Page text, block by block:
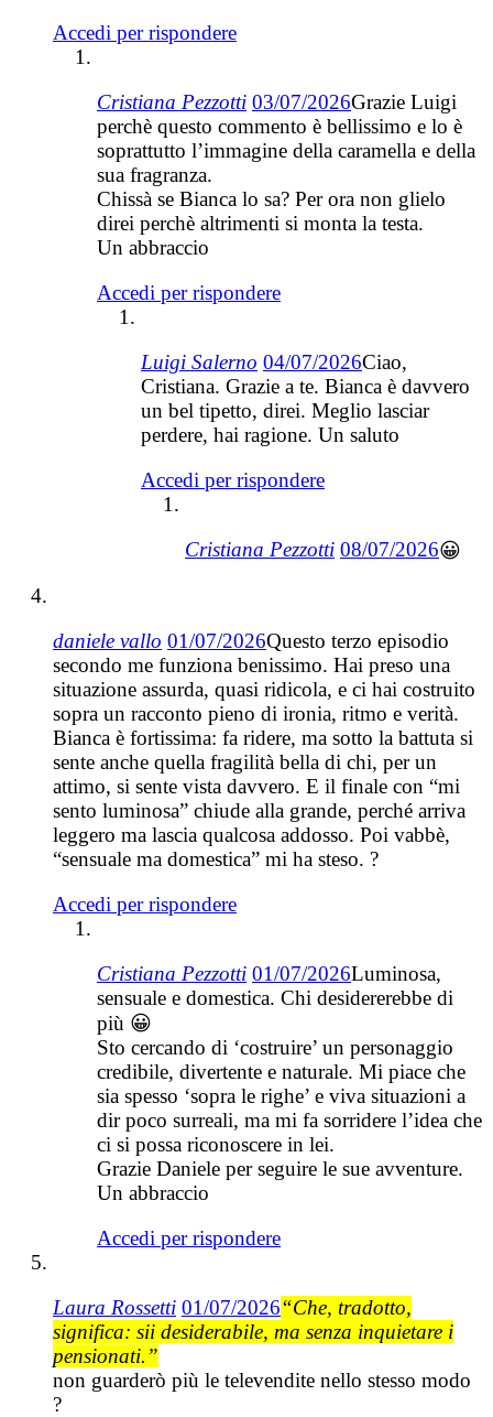
Accedi per rispondere
Cristiana Pezzotti 03/07/2026Grazie Luigi
perchè questo commento è bellissimo e lo è
soprattutto l’immagine della caramella e della
sua fragranza.
Chissà se Bianca lo sa? Per ora non glielo
direi perchè altrimenti si monta la testa.
Un abbraccio
Accedi per rispondere
Luigi Salerno 04/07/2026Ciao,
Cristiana. Grazie a te. Bianca è davvero
un bel tipetto, direi. Meglio lasciar
perdere, hai ragione. Un saluto
Accedi per rispondere
Cristiana Pezzotti 08/07/2026😀
daniele vallo 01/07/2026Questo terzo episodio
secondo me funziona benissimo. Hai preso una
situazione assurda, quasi ridicola, e ci hai costruito
sopra un racconto pieno di ironia, ritmo e verità.
Bianca è fortissima: fa ridere, ma sotto la battuta si
sente anche quella fragilità bella di chi, per un
attimo, si sente vista davvero. E il finale con “mi
sento luminosa” chiude alla grande, perché arriva
leggero ma lascia qualcosa addosso. Poi vabbè,
“sensuale ma domestica” mi ha steso. ?
Accedi per rispondere
Cristiana Pezzotti 01/07/2026Luminosa,
sensuale e domestica. Chi desidererebbe di
più 😀
Sto cercando di ‘costruire’ un personaggio
credibile, divertente e naturale. Mi piace che
sia spesso ‘sopra le righe’ e viva situazioni a
dir poco surreali, ma mi fa sorridere l’idea che
ci si possa riconoscere in lei.
Grazie Daniele per seguire le sue avventure.
Un abbraccio
Accedi per rispondere
Laura Rossetti 01/07/2026“Che, tradotto,
significa: sii desiderabile, ma senza inquietare i
pensionati.”
non guarderò più le televendite nello stesso modo
?